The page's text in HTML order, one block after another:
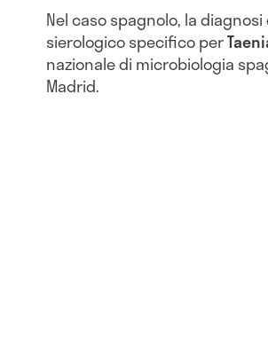
Nel caso spagnolo, la
sierologico specifico per
nazionale di microbiologia
Madrid.